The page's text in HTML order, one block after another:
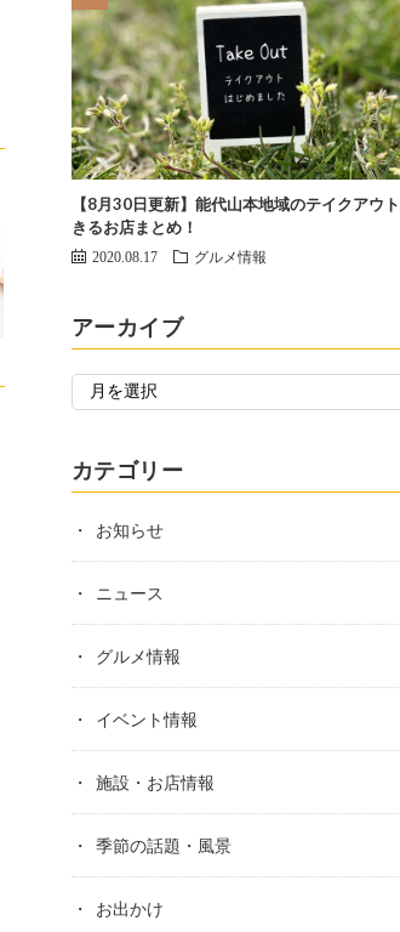
【8月30日更新】能代山本地域のテイクアウ
きるお店まとめ！
2020.08.17 グルメ情報
アーカイブ
カテゴリー
お知らせ
ニュース
グルメ情報
イベント情報
施設・お店情報
季節の話題・風景
お出かけ